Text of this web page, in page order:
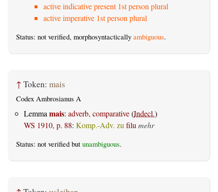
active indicative present 1st person plural
active imperative 1st person plural
Status: not verified, morphosyntactically ambiguous.
↑ Token: mais
Codex Ambrosianus A
Lemma mais: adverb, comparative(Indecl.)
WS 1910, p. 88: Komp.-Adv. zu filu mehr
Status: not verified but unambiguous.